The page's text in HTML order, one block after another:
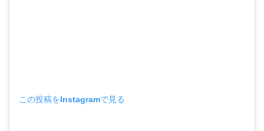
この投稿をInstagramで見る